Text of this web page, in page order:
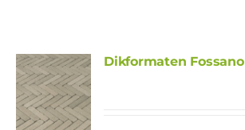
Dikformaten Fossano